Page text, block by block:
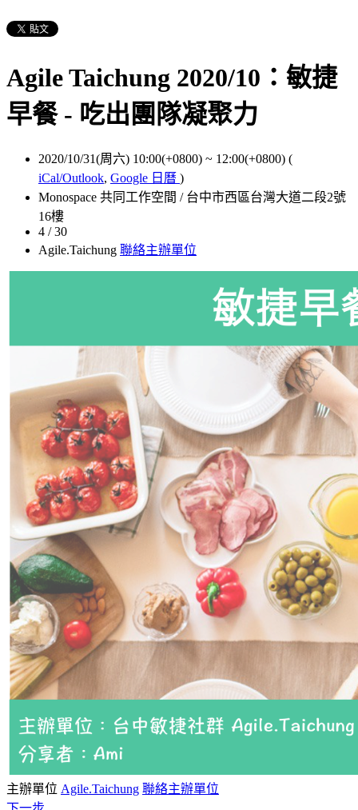
Agile Taichung 2020/10：敏捷
早餐 - 吃出團隊凝聚力
2020/10/31(周六) 10:00(+0800) ~ 12:00(+0800) (
iCal/Outlook, Google 日曆 )
Monospace 共同工作空間 / 台中市西區台灣大道二段2號
16樓
4 / 30
Agile.Taichung 聯絡主辦單位
主辦單位 Agile.Taichung 聯絡主辦單位